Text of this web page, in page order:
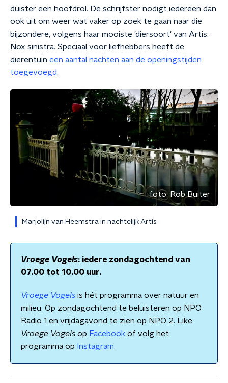
duister een hoofdrol. De schrijfster nodigt iedereen dan
ook uit om weer wat vaker op zoek te gaan naar die
bijzondere, volgens haar mooiste 'diersoort' van Artis:
Nox sinistra. Speciaal voor liefhebbers heeft de
dierentuin een aantal nachten aan de openingstijden
toegevoegd.
foto: Rob Buiter
Marjolijn van Heemstra in nachtelijk Artis
Vroege Vogels: iedere zondagochtend van
07.00 tot 10.00 uur.
Vroege Vogels is hét programma over natuur en
milieu. Op zondagochtend te beluisteren op NPO
Radio 1 en vrijdagavond te zien op NPO 2. Like
Vroege Vogels op Facebook of volg het
programma op Instagram.